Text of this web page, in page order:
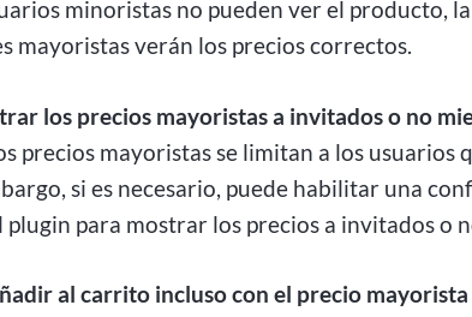
minoristas no pueden ver el producto,
mayoristas verán los precios correctos.
los precios mayoristas a invitados o no
precios mayoristas se limitan a los usuarios
si es necesario, puede habilitar una
para mostrar los precios a invitados o
al carrito incluso con el precio